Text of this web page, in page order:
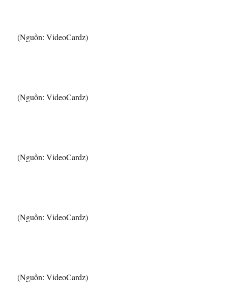
(Nguồn: VideoCardz)
(Nguồn: VideoCardz)
(Nguồn: VideoCardz)
(Nguồn: VideoCardz)
(Nguồn: VideoCardz)